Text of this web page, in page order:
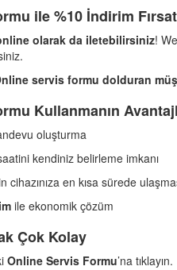
ile %10 İndirim
olarak da iletebilirsiniz!
servis formu dolduran
Kullanmanın
oluşturma
kendiniz belirleme imkanı
cihazınıza en kısa sürede
ile ekonomik çözüm
Çok Kolay
Online Servis Formu’na tıklayın.